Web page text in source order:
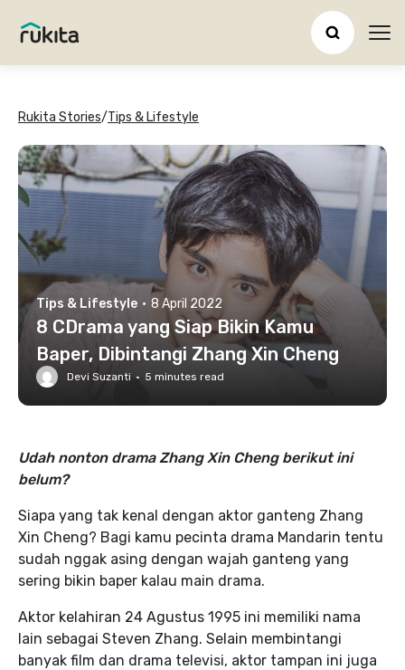
Rukita Stories/Tips & Lifestyle
Tips & Lifestyle · 8 April 2022
8 CDrama yang Siap Bikin Kamu
Baper, Dibintangi Zhang Xin Cheng
Devi Suzanti · 5 minutes read
Udah nonton drama Zhang Xin Cheng berikut ini
belum?
Siapa yang tak kenal dengan aktor ganteng Zhang
Xin Cheng? Bagi kamu pecinta drama Mandarin tentu
sudah nggak asing dengan wajah ganteng yang
sering bikin baper kalau main drama.
Aktor kelahiran 24 Agustus 1995 ini memiliki nama
lain sebagai Steven Zhang. Selain membintangi
banyak film dan drama televisi, aktor tampan ini juga